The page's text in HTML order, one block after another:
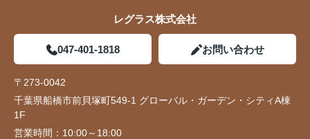
レグラス株式会社
047-401-1818 お問い合わせ
〒273-0042
千葉県船橋市前貝塚町549-1 グローバル・ガーデン・シティA棟
1F
営業時間： 10:00～18:00